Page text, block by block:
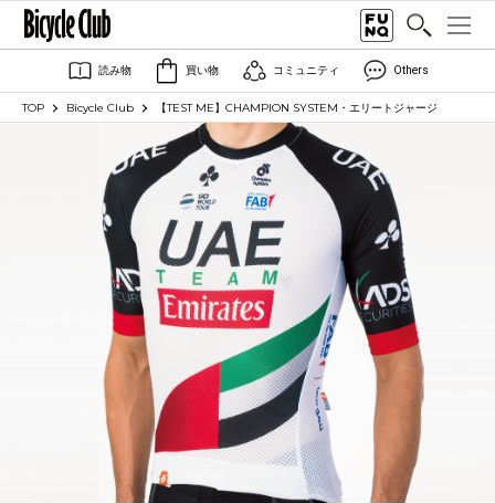
読み物 買い物 コミュニティ Others
TOP Bicycle Club 【TEST ME】CHAMPION SYSTEM・エリートジャージ